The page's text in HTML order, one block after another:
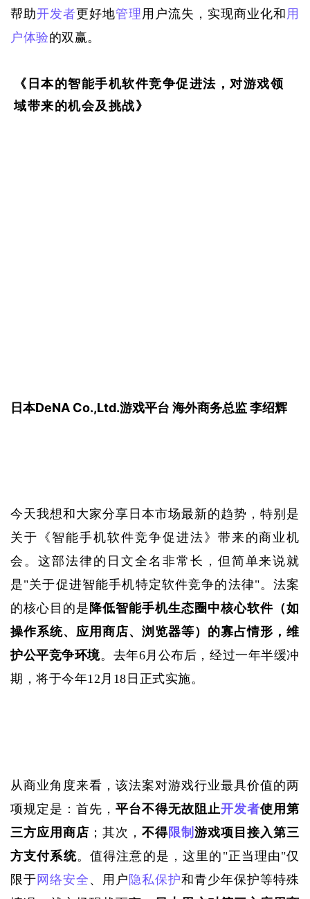
帮助开发者更好地管理用户流失，实现商业化和 用
户体验的双赢。
《日本的智能手机软件竞争促进法，对游戏领
域带来的机会及挑战》
日本DeNA Co.,Ltd.游戏平台 海外商务总监 李绍辉
今天我想和大家分享日本市场最新的趋势，特别是
关于《智能手机软件竞争促进法》带来的商业机
会。这部法律的日文全名非常长，但简单来说就
是"关于促进智能手机特定软件竞争的法律"。法案
的核心目的是 降低智能手机生态圈中核心软件（如
操作系统、应用商店、浏览器等）的寡占情形，维
护公平竞争环境。去年6月公布后，经过一年半缓冲
期，将于今年12月18日正式实施。
从商业角度来看，该法案对游戏行业最具价值的两
项规定是：首先，平台不得无故阻止开发者使用第
三方应用商店 ；其次，不得限制游戏项目接入第三
方支付系统。值得注意的是，这里的 "正当理由"仅
限于 网络安全 、用户 隐私保护和青少年保护等特殊